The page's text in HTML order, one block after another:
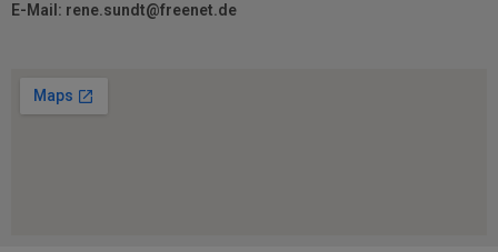
E-Mail: rene.sundt@freenet.de